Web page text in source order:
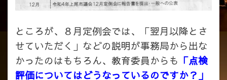
ところが、８月定例会では、「翌月以降とさ
せていただく」などの説明が事務局から出な
かったのはもちろん、教育委員からも 「点検
評価についてはどうなっているのですか？」